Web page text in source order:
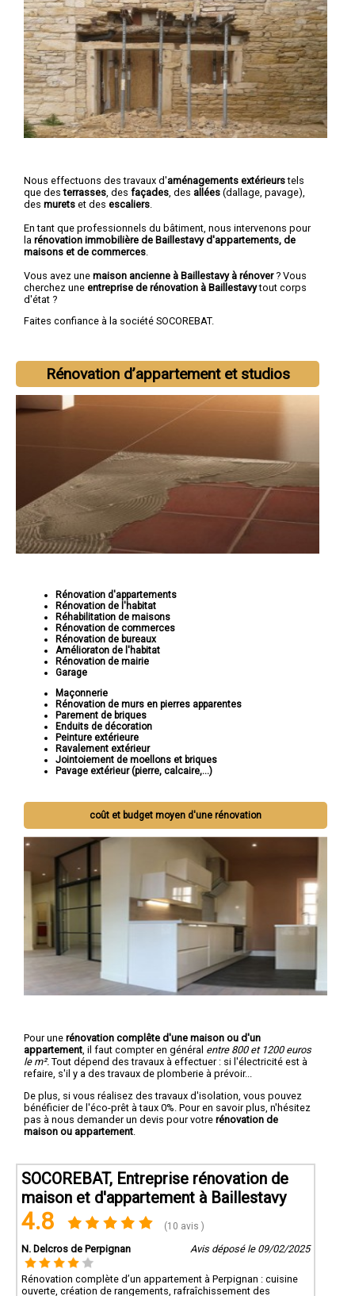
Nous effectuons des travaux d'aménagements extérieurstels
que desterrasses , des façades , des allées (dallage, pavage),
des murets et des escaliers
En tant que professionnels du bâtiment, nous intervenons pour
la rénovation immobilière de Baillestavy d'appartements, de
maisons et de commerces
Vous avez une maison ancienne à Baillestavy à rénover? Vous
cherchez une entreprise de rénovation à Baillestavytout corps
d'état ?
Faites confiance à la société SOCOREBAT.
Rénovation d’appartement et studios
Rénovation d'appartements
Rénovation de l'habitat
Réhabilitation de maisons
Rénovation de commerces
Rénovation de bureaux
Amélioraton de l'habitat
Rénovation de mairie
Garage
Maçonnerie
Rénovation de murs en pierres apparentes
Parement de briques
Enduits de décoration
Peinture extérieure
Ravalement extérieur
Jointoiement de moellons et briques
Pavage extérieur (pierre, calcaire,...)
coût et budget moyen d'une rénovation
Pour une rénovation complête d'une maison ou d'un
appartement , il faut compter en général entre 800 et 1200 euros
le m². Tout dépend des travaux à effectuer : si l'électricité est à
refaire, s'il y a des travaux de plomberie à prévoir...
De plus, si vous réalisez des travaux d'isolation, vous pouvez
bénéficier de l'éco-prêt à taux 0%. Pour en savoir plus, n'hésitez
pas à nous demander un devis pour votre rénovation de
maison ou appartement
SOCOREBAT, Entreprise rénovation de
maison et d'appartement à Baillestavy
4.8 (10 avis )
N. Delcros de Perpignan Avis déposé le 09/02/2025
Rénovation complète d’un appartement à Perpignan : cuisine
ouverte, création de rangements, rafraîchissement des